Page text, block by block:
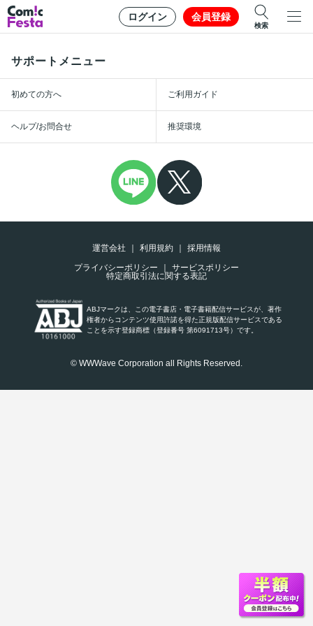
ログイン 会員登録
検索
サポートメニュー
初めての方へ ご利用ガイド
ヘルプ/お問合せ 推奨環境
運営会社 利用規約
採用情報
プライバシーポリシー
サービスポリシー
特定商取引法に関する表記
ABJマークは、この電子書店・電子書籍配信サービスが、著作
権者からコンテンツ使用許諾を得た正規版配信サービスである
ことを示す登録商標（登録番号 第6091713号）です。
© WWWave Corporation all Rights Reserved.